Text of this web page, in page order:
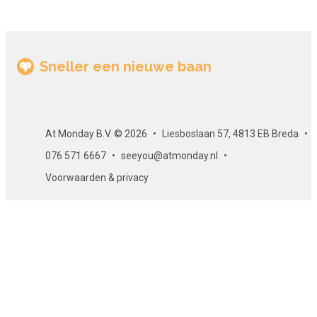
Sneller een nieuwe baan
At Monday B.V. © 2026
Liesboslaan 57, 4813 EB Breda
076 571 6667
seeyou@atmonday.nl
Voorwaarden & privacy